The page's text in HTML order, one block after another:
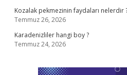
Kozalak pekmezinin faydaları nelerdir
Temmuz 26, 2026
Karadenizliler hangi boy ?
Temmuz 24, 2026